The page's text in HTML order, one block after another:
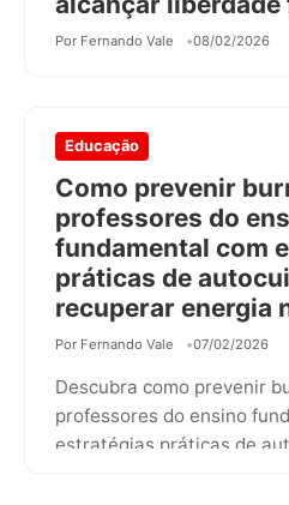
Por Fernando Vale 08/02/2026
Educação
Como prevenir
professores do
fundamental com
práticas de
recuperar energia
Por Fernando Vale 07/02/2026
Descubra como prevenir
professores do ensino
estratégias práticas de